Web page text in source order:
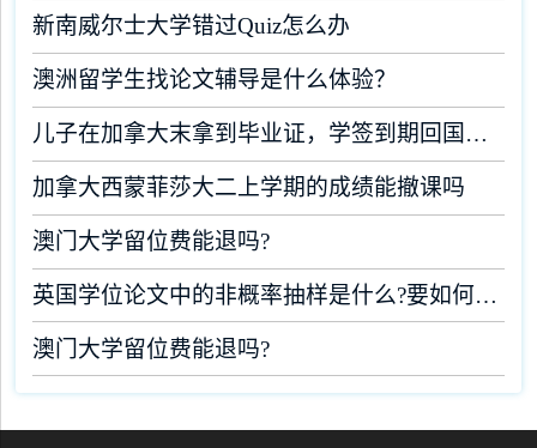
新南威尔士大学错过Quiz怎么办
澳洲留学生找论文辅导是什么体验？
儿子在加拿大末拿到毕业证，学签到期回国了有办法补救吗
加拿大西蒙菲莎大二上学期的成绩能撤课吗
澳门大学留位费能退吗?
英国学位论文中的非概率抽样是什么?要如何完成?
澳门大学留位费能退吗?